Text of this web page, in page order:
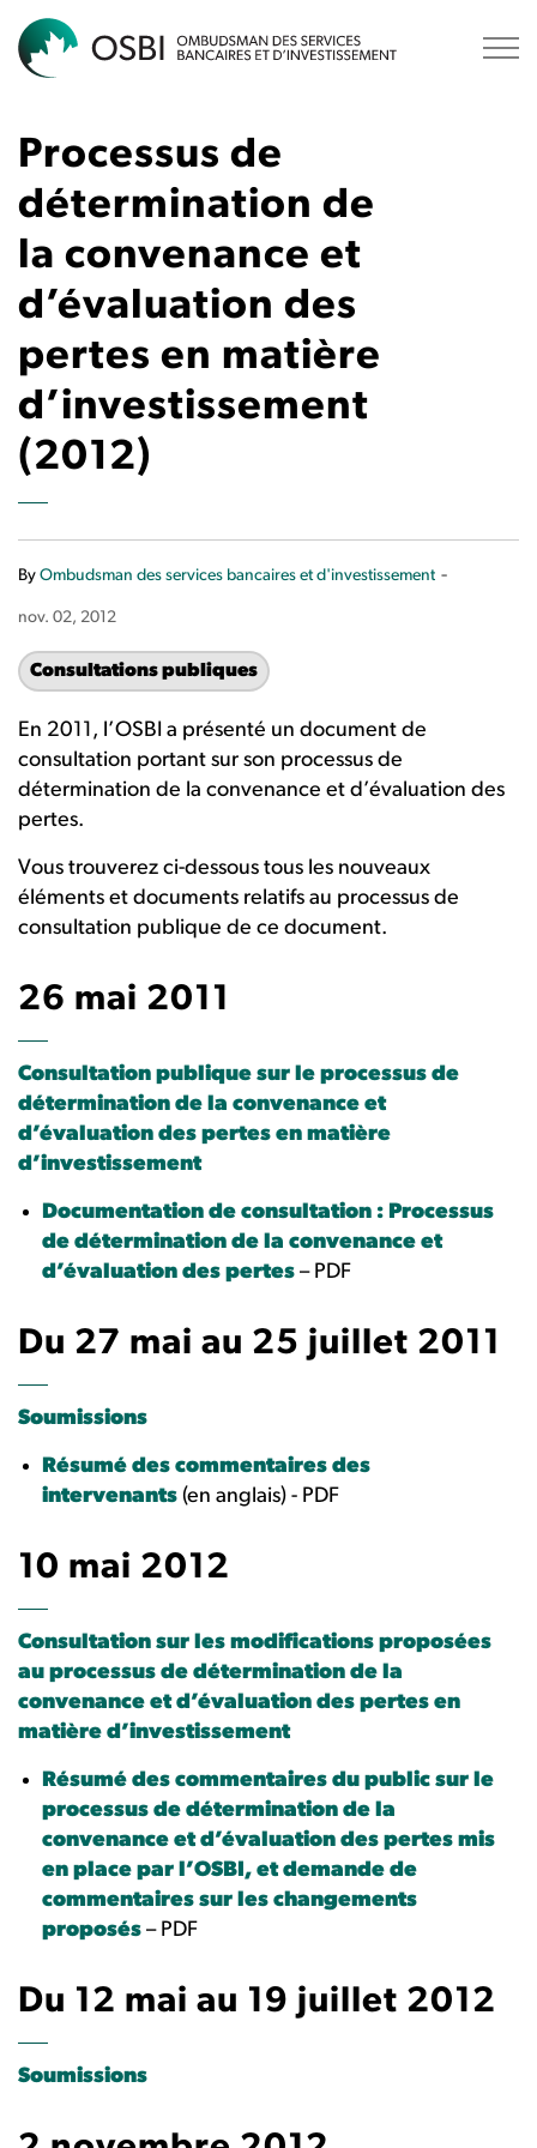
Processus de
détermination de
la convenance et
d’évaluation des
pertes en matière
d’investissement
(2012)
By Ombudsman des services bancaires et d'investissement -
nov. 02, 2012
Consultations publiques
En 2011, l’OSBI a présenté un document de
consultation portant sur son processus de
détermination de la convenance et d’évaluation des
pertes.
Vous trouverez ci-dessous tous les nouveaux
éléments et documents relatifs au processus de
consultation publique de ce document.
26 mai 2011
Consultation publique sur le processus de
détermination de la convenance et
d’évaluation des pertes en matière
d’investissement
Documentation de consultation : Processus
de détermination de la convenance et
d’évaluation des pertes – PDF
Du 27 mai au 25 juillet 2011
Soumissions
Résumé des commentaires des
intervenants (en anglais) - PDF
10 mai 2012
Consultation sur les modifications proposées
au processus de détermination de la
convenance et d’évaluation des pertes en
matière d’investissement
Résumé des commentaires du public sur le
processus de détermination de la
convenance et d’évaluation des pertes mis
en place par l’OSBI, et demande de
commentaires sur les changements
proposés – PDF
Du 12 mai au 19 juillet 2012
Soumissions